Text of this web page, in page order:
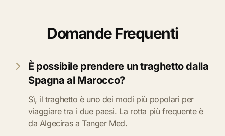
Domande Frequenti
È possibile prendere un traghetto dalla
Spagna al Marocco?
Sì, il traghetto è uno dei modi più popolari per
viaggiare tra i due paesi. La rotta più frequente è
da Algeciras a Tanger Med.